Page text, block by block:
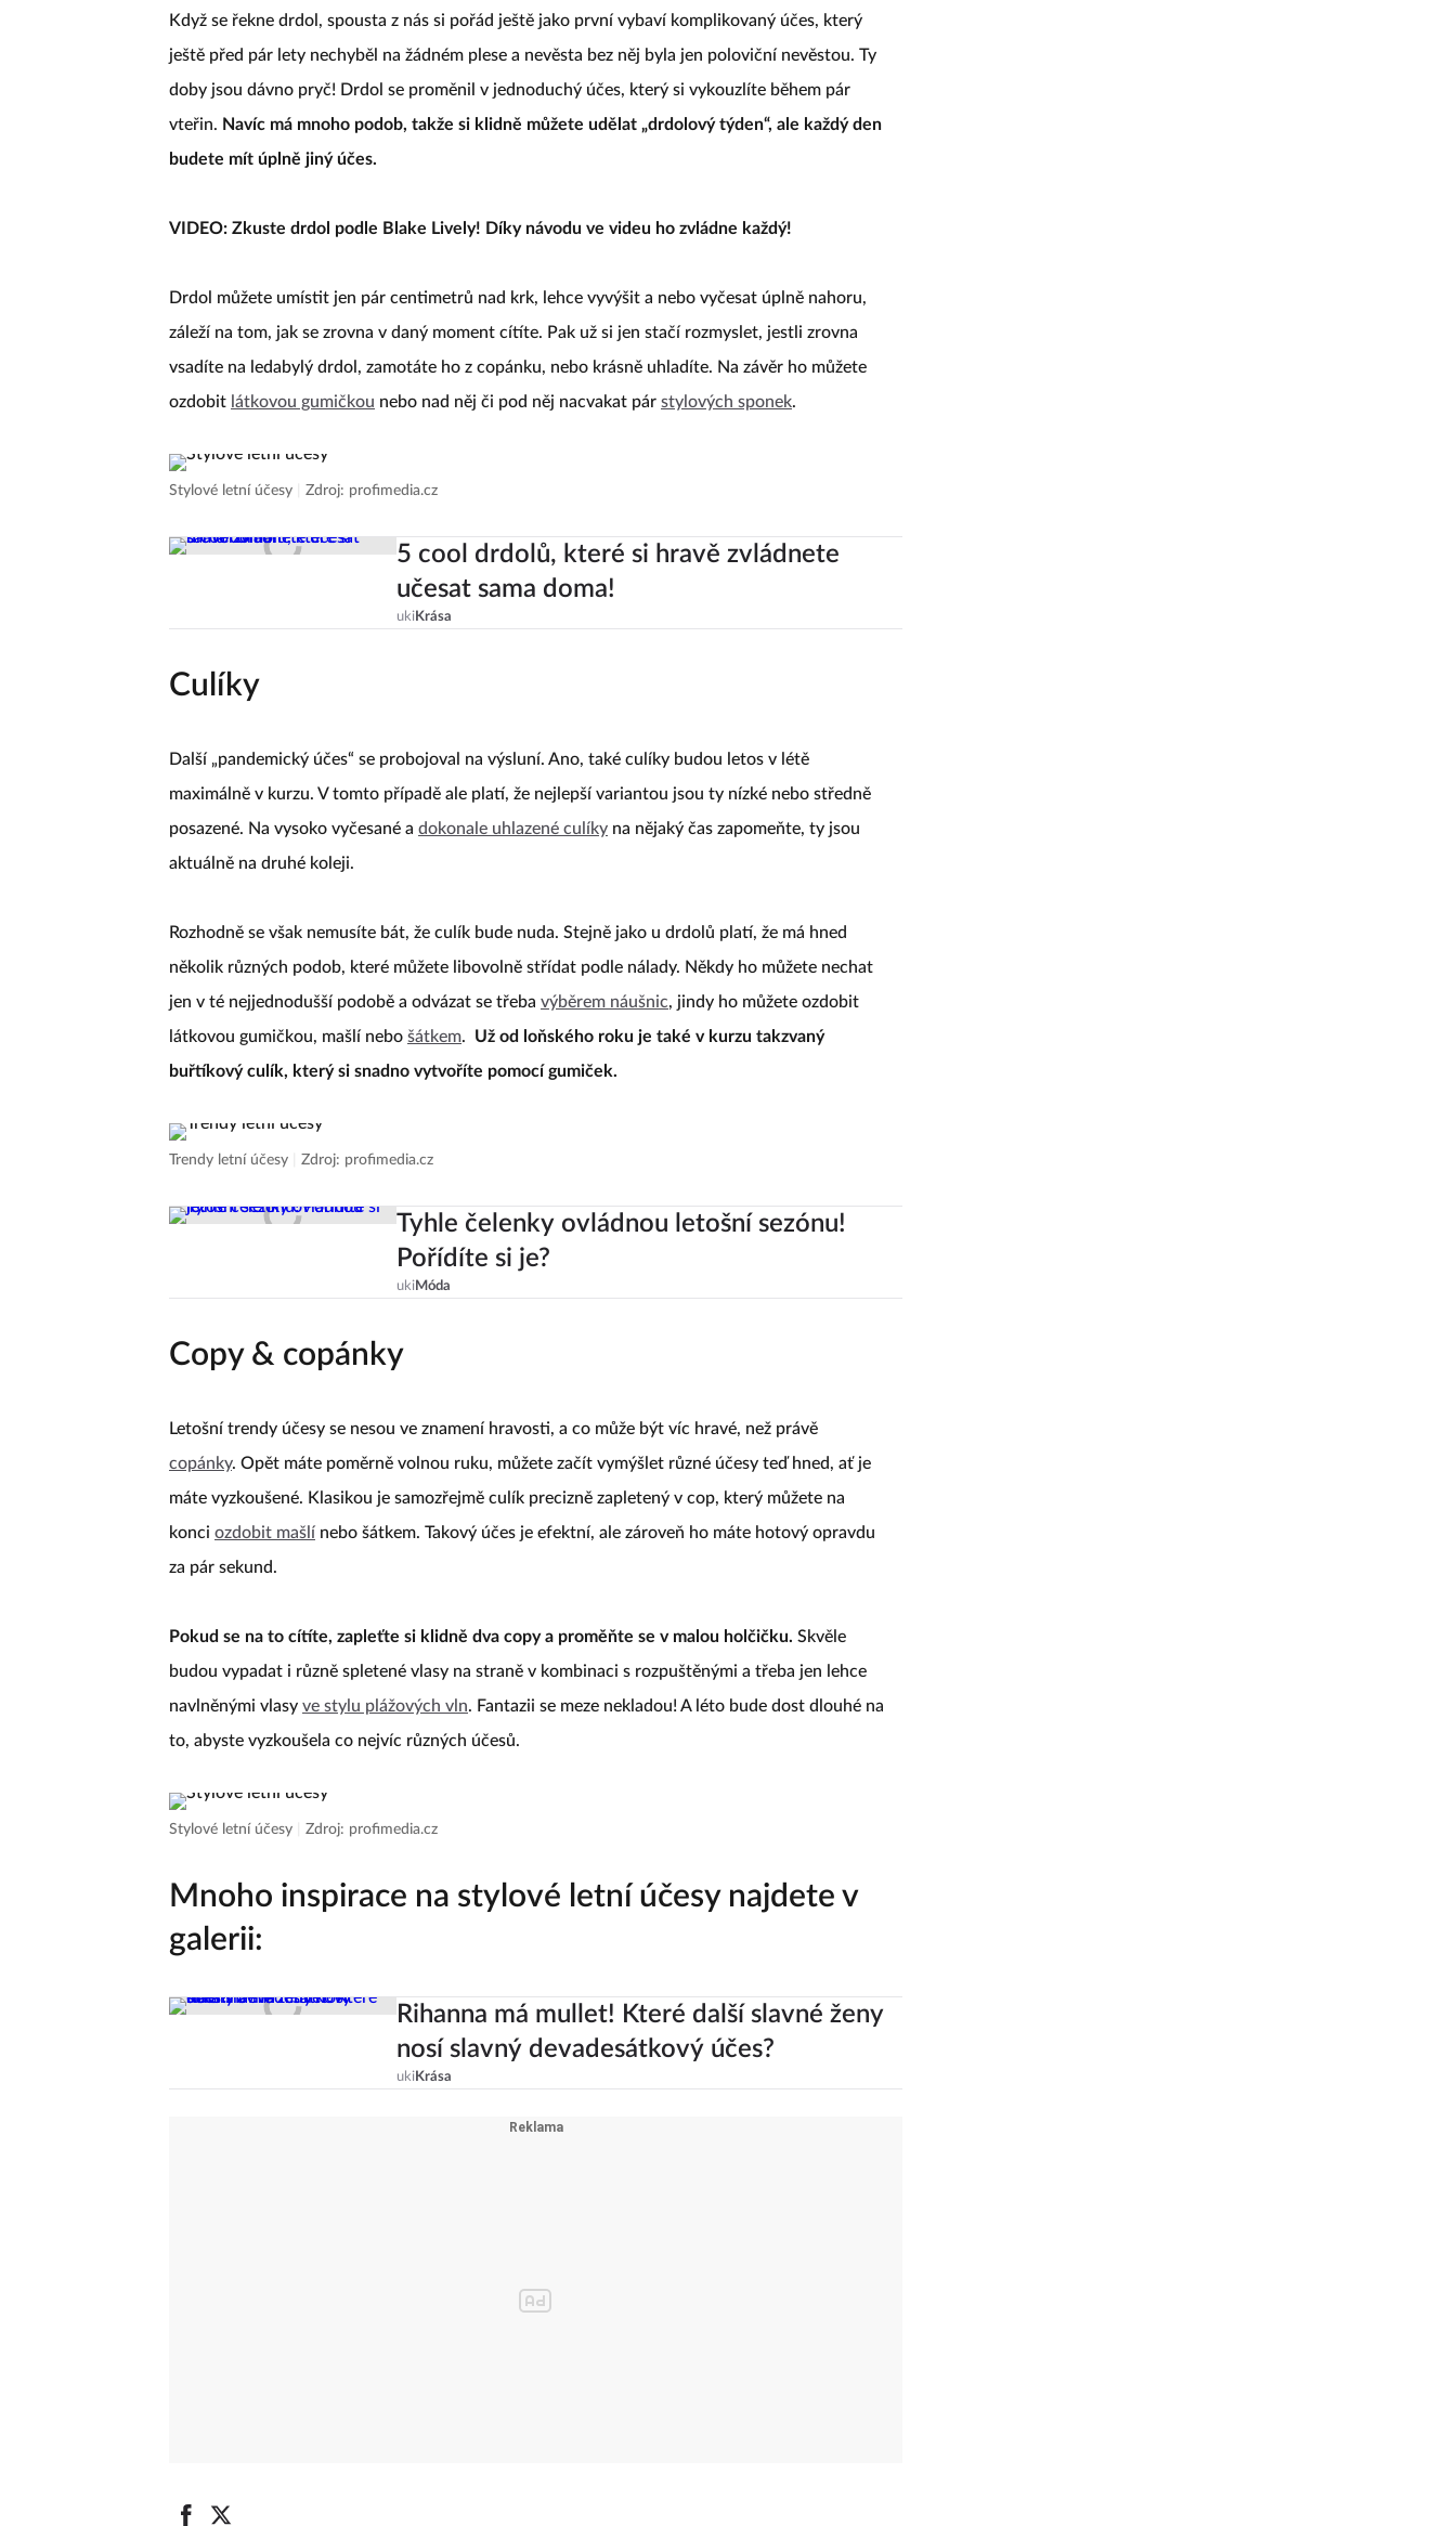
Když se řekne drdol, spousta z nás si pořád ještě jako první vybaví komplikovaný účes, který
ještě před pár lety nechyběl na žádném plese a nevěsta bez něj byla jen poloviční nevěstou. Ty
doby jsou dávno pryč! Drdol se proměnil v jednoduchý účes, který si vykouzlíte během pár
vteřin. Navíc má mnoho podob, takže si klidně můžete udělat „drdolový týden“, ale každý den
budete mít úplně jiný účes.
VIDEO: Zkuste drdol podle Blake Lively! Díky návodu ve videu ho zvládne každý!
Drdol můžete umístit jen pár centimetrů nad krk, lehce vyvýšit a nebo vyčesat úplně nahoru,
záleží na tom, jak se zrovna v daný moment cítíte. Pak už si jen stačí rozmyslet, jestli zrovna
vsadíte na ledabylý drdol, zamotáte ho z copánku, nebo krásně uhladíte. Na závěr ho můžete
ozdobit látkovou gumičkou nebo nad něj či pod něj nacvakat pár stylových sponek.
Stylové letní účesy Zdroj: profimedia.cz
5 cool drdolů, které si hravě zvládnete
učesat sama doma!
ukiKrása
Culíky
Další „pandemický účes“ se probojoval na výsluní. Ano, také culíky budou letos v létě
maximálně v kurzu. V tomto případě ale platí, že nejlepší variantou jsou ty nízké nebo středně
posazené. Na vysoko vyčesané a dokonale uhlazené culíky na nějaký čas zapomeňte, ty jsou
aktuálně na druhé koleji.
Rozhodně se však nemusíte bát, že culík bude nuda. Stejně jako u drdolů platí, že má hned
několik různých podob, které můžete libovolně střídat podle nálady. Někdy ho můžete nechat
jen v té nejjednodušší podobě a odvázat se třeba výběrem náušnic, jindy ho můžete ozdobit
látkovou gumičkou, mašlí nebo šátkem.
Už od loňského roku je také v kurzu takzvaný
buřtíkový culík, který si snadno vytvoříte pomocí gumiček.
Trendy letní účesy Zdroj: profimedia.cz
Tyhle čelenky ovládnou letošní sezónu!
Pořídíte si je?
ukiMóda
Copy & copánky
Letošní trendy účesy se nesou ve znamení hravosti, a co může být víc hravé, než právě
copánky. Opět máte poměrně volnou ruku, můžete začít vymýšlet různé účesy teď hned, ať je
máte vyzkoušené. Klasikou je samozřejmě culík precizně zapletený v cop, který můžete na
konci ozdobit mašlí nebo šátkem. Takový účes je efektní, ale zároveň ho máte hotový opravdu
za pár sekund.
Pokud se na to cítíte, zapleťte si klidně dva copy a proměňte se v malou holčičku. Skvěle
budou vypadat i různě spletené vlasy na straně v kombinaci s rozpuštěnými a třeba jen lehce
navlněnými vlasy ve stylu plážových vln. Fantazii se meze nekladou! A léto bude dost dlouhé na
to, abyste vyzkoušela co nejvíc různých účesů.
Stylové letní účesy Zdroj: profimedia.cz
Mnoho inspirace na stylové letní účesy najdete v
galerii:
Rihanna má mullet! Které další slavné ženy
nosí slavný devadesátkový účes?
ukiKrása